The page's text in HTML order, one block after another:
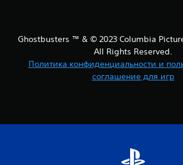
Ghostbusters ™ & © 2023 Columbia
All Rights Reserved.
Политика конфиденциальности и
соглашение для игр